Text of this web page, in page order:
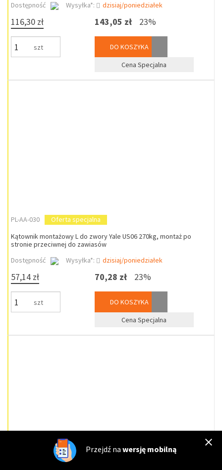
Dostępność
Wysyłka*: dzisiaj/poniedziałek
116,30 zł
szt
143,05 zł 23%
DO KOSZYKA
Cena Specjalna
PL-AA-030
Oferta specjalna
Kątownik montażowy L do zwory Yale US06 270kg, montaż po
stronie przeciwnej do zawiasów
Dostępność
Wysyłka*: dzisiaj/poniedziałek
57,14 zł
szt
70,28 zł 23%
DO KOSZYKA
Cena Specjalna
Przejdź na wersję mobilną